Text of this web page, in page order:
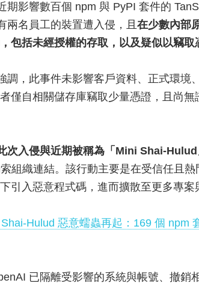
期影響數百個 npm 與 PyPI 套件的
兩名員工的裝置遭入侵，且 在少數內部
包括未經授權的存取，以及疑似以竊
調，此事件未影響客戶資料、正式環境
僅自相關儲存庫竊取少量憑證，且尚
次入侵與近期被稱為「Mini Shai-
組織連結。該行動主要是在受信任且
引入惡意程式碼，進而擴散至更多專案
Hulud 惡意蠕蟲再起：169 個 npm
已隔離受影響的系統與帳號、撤銷